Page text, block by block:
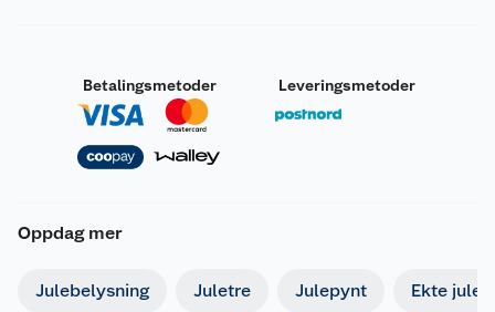
Betalingsmetoder Leveringsmetoder
Oppdag mer
Julebelysning Juletre Julepynt Ekte